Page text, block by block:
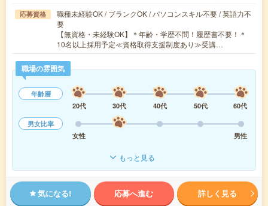
応募資格
職種未経験OK / ブランクOK / パソコンスキル不要 / 英語力不
要
【無資格・未経験OK】＊年齢・学歴不問！履歴書不要！＊
10名以上採用予定≪資格取得支援制度あり≫受講…
職場の雰囲気
年齢層
20代
30代 40代 50代
60代
男女比率
女性
男性
もっと見る
気になる! 応募へ進む 詳しく見る